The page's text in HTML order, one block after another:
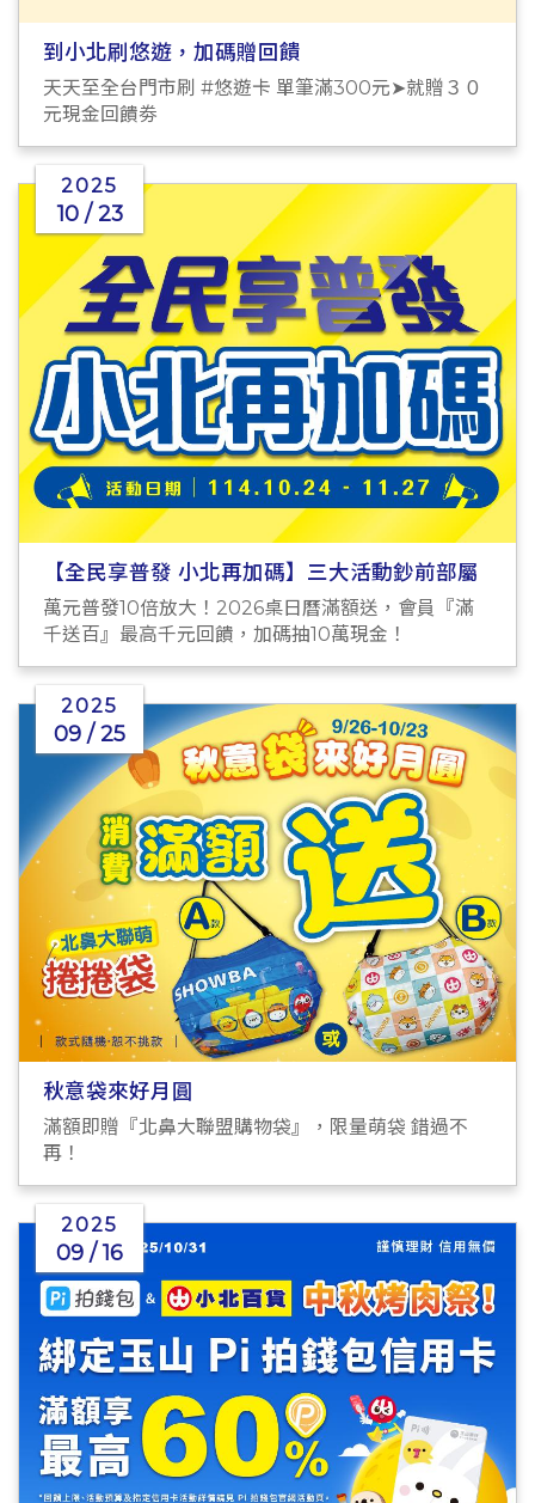
到小北刷悠遊，加碼贈回饋
天天至全台門市刷 #悠遊卡 單筆滿300元➤就贈３０
元現金回饋劵
2025
10 / 23
【全民享普發 小北再加碼】三大活動鈔前部屬
萬元普發10倍放大！2026桌日曆滿額送，會員『滿
千送百』最高千元回饋，加碼抽10萬現金！
2025
09 / 25
秋意袋來好月圓
滿額即贈『北鼻大聯盟購物袋』，限量萌袋 錯過不
再！
2025
09 / 16